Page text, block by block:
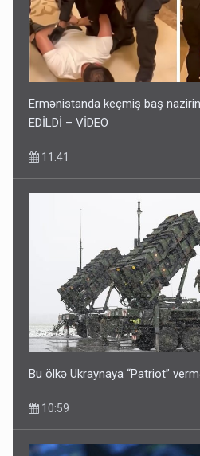
Ermənistanda keçmiş baş
EDİLDİ – VİDEO
11:41
Bu ölkə Ukraynaya “Patriot”
10:59